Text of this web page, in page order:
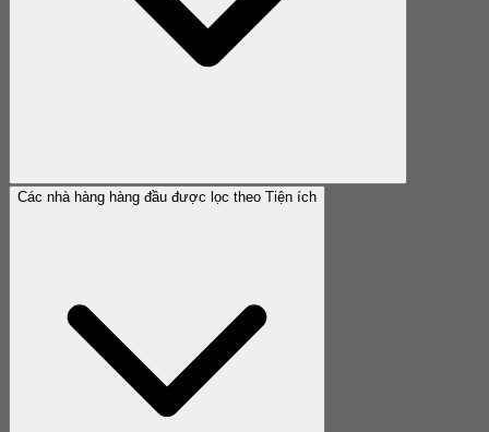
Các nhà hàng hàng đầu được lọc theo Tiện ích